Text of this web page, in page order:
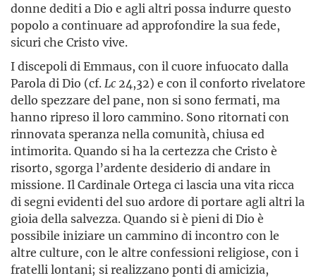
donne dediti a Dio e agli altri possa indurre questo
popolo a continuare ad approfondire la sua fede,
sicuri che Cristo vive.
I discepoli di Emmaus, con il cuore infuocato dalla
Parola di Dio (cf. Lc 24,32) e con il conforto rivelatore
dello spezzare del pane, non si sono fermati, ma
hanno ripreso il loro cammino. Sono ritornati con
rinnovata speranza nella comunità, chiusa ed
intimorita. Quando si ha la certezza che Cristo è
risorto, sgorga l’ardente desiderio di andare in
missione. Il Cardinale Ortega ci lascia una vita ricca
di segni evidenti del suo ardore di portare agli altri la
gioia della salvezza. Quando si è pieni di Dio è
possibile iniziare un cammino di incontro con le
altre culture, con le altre confessioni religiose, con i
fratelli lontani; si realizzano ponti di amicizia,